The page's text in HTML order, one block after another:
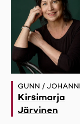
GUNN /
Kirsimarja
Järvinen